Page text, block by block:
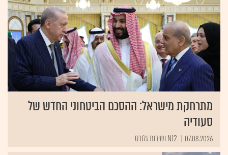
מתרחקת מישראל: ההסכם הביטחוני החדש של
סעודיה
07.08.2026 N12 ושירות גלובס